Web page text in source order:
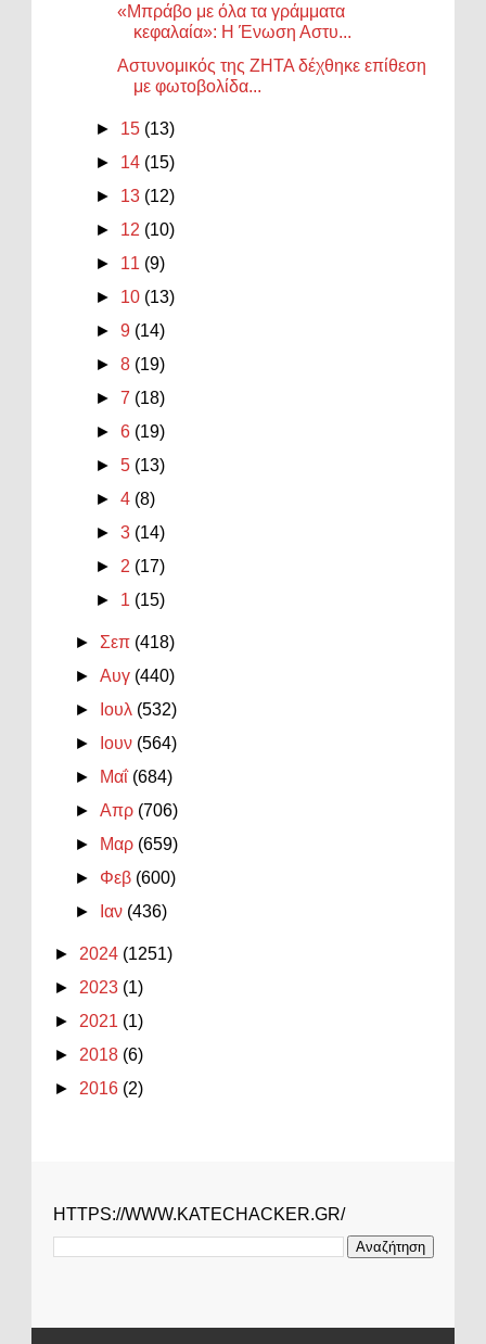
«Μπράβο με όλα τα γράμματα
κεφαλαία»: Η Ένωση Αστυ...
Αστυνομικός της ΖΗΤΑ δέχθηκε επίθεση
με φωτοβολίδα...
► 15 (13)
► 14 (15)
► 13 (12)
► 12 (10)
► 11 (9)
► 10 (13)
►9 (14)
►8 (19)
►7 (18)
►6 (19)
►5 (13)
►4 (8)
►3 (14)
► 2 (17)
► 1 (15)
► Σεπ (418)
►Αυγ (440)
►
Ιουλ (532)
►
Ιουν (564)
►
Μαΐ (684)
►Απρ (706)
►
Μαρ (659)
► Φεβ (600)
►
Ιαν (436)
► 2024 (1251)
► 2023 (1)
► 2021 (1)
► 2018 (6)
► 2016 (2)
HTTPS://WWW.KATECHACKER.GR/